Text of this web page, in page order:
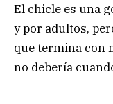
El chicle es una
y por adultos,
que termina con
no debería